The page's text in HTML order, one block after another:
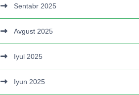
Sentabr 2025
Avgust 2025
Iyul 2025
Iyun 2025